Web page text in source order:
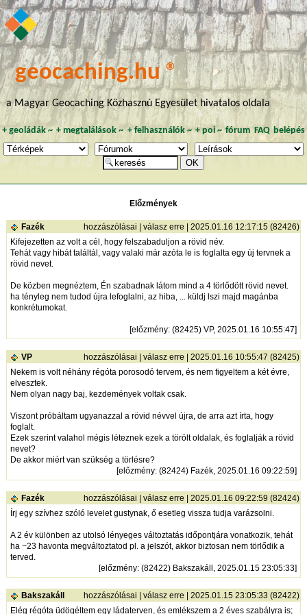
geocaching.hu ®
a Magyar Geocaching Közhasznú Egyesület hivatalos oldala
+ geoládák~ +megtalálások ~ +felhasználók~ + poi~ fórum FAQ belépés
Előzmények
Fazék hozzászólásai válasz erre | 2025.01.16 12:17:15 (82426)
Kifejezetten az volt a cél, hogy felszabaduljon a rövid név.
Tehát vagy hibát találtál, vagy valaki már azóta le is foglalta egy új tervnek a
rövid nevet.
De közben megnéztem, Én szabadnak látom mind a 4 törlődött rövid nevet.
ha tényleg nem tudod újra lefoglalni, az hiba, ... küldj lszi majd magánba
konkrétumokat.
[előzmény: (82425) VP, 2025.01.16 10:55:47]
VP hozzászólásai válasz erre | 2025.01.16 10:55:47 (82425)
Nekem is volt néhány régóta porosodó tervem, és nem figyeltem a két évre,
elvesztek.
Nem olyan nagy baj, kezdemények voltak csak.
Viszont próbáltam ugyanazzal a rövid névvel újra, de arra azt írta, hogy
foglalt.
Ezek szerint valahol mégis léteznek ezek a törölt oldalak, és foglalják a rövid
nevet?
De akkor miért van szükség a törlésre?
[előzmény: (82424) Fazék, 2025.01.16 09:22:59]
Fazék hozzászólásai válasz erre | 2025.01.16 09:22:59 (82424)
Írj egy szívhez szóló levelet gustynak, ő esetleg vissza tudja varázsolni.
A 2 év különben az utolsó lényeges változtatás időpontjára vonatkozik, tehát
ha ~23 havonta megváltoztatod pl. a jelszót, akkor biztosan nem törlődik a
terved.
[előzmény: (82422) Bakszakáll, 2025.01.15 23:05:33]
Bakszakáll hozzászólásai válasz erre | 2025.01.15 23:05:33 (82422)
Elég régóta üdögéltem egy ládaterven, és emlékszem a 2 éves szabályra is;